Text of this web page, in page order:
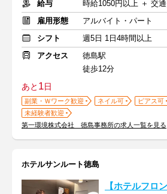
給与
時給1050円以上 ＋ 交
雇用形態
アルバイト・パート
シフト
週5日 1日4時間以上
アクセス
徳島駅
徒歩12分
あと 1日
副業・Ｗワーク歓迎 ネイル可 ピアス可
未経験者歓迎
第一環境株式会社 徳島事務所の求人一覧を見る
ホテルサンルート徳島
【ホテルフロ